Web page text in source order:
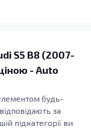
S5 B8 (2007-
- Auto
будь-
за
підкатегорії ви